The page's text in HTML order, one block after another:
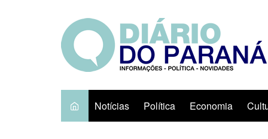
Notícias Política Economia